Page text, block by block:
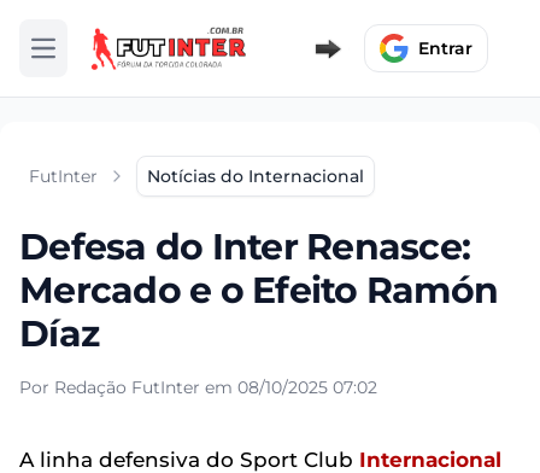
Abrir menu Entrar
FutInter Notícias do Internacional
Defesa do Inter Renasce:
Mercado e o Efeito Ramón
Díaz
Por Redação FutInter em 08/10/2025 07:02
A linha defensiva do Sport Club Internacional